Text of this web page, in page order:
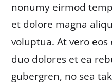
nonumy eirmod
et dolore magna
voluptua. At vero
duo dolores et ea
gubergren, no sea